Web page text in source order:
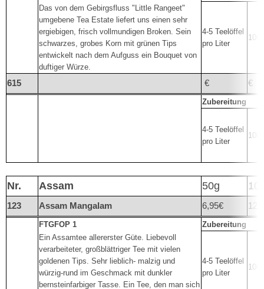
Das von dem Gebirgsfluss "Little Rangeet"
umgebene Tea Estate liefert uns einen sehr
ergiebigen, frisch vollmundigen Broken. Sein
schwarzes, grobes Korn mit grünen Tips
entwickelt nach dem Aufguss ein Bouquet von
duftiger Würze.
4-5 Teelöffel
pro Liter
615 € €
Zubereitung
4-5 Teelöffel
pro Liter
Nr. Assam 50g
123 Assam Mangalam 6,95€
FTGFOP 1
Zubereitung
Ein Assamtee allererster Güte. Liebevoll
verarbeiteter, großblättriger Tee mit vielen
goldenen Tips. Sehr lieblich- malzig und
würzig-rund im Geschmack mit dunkler
bernsteinfarbiger Tasse. Ein Tee, den man sich
4-5 Teelöffel
pro Liter